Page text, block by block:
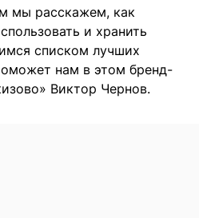
мы расскажем, как
и хранить
списком лучших
нам в этом бренд-
Виктор Чернов.